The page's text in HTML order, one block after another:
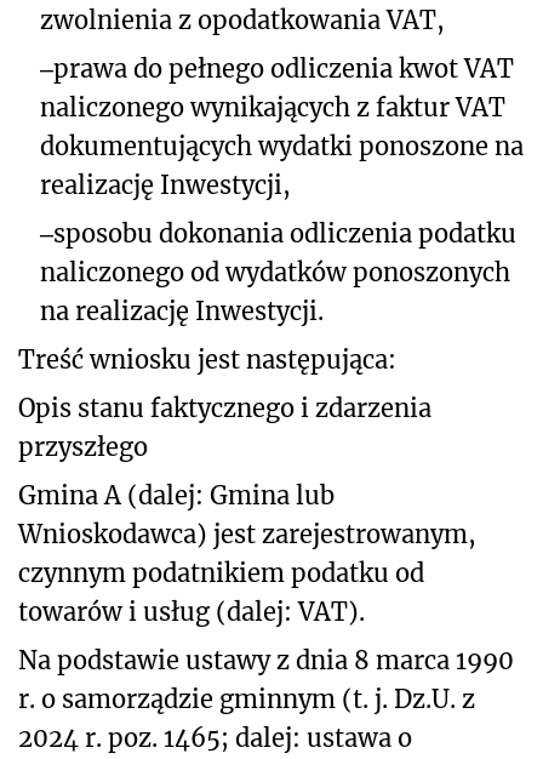
zwolnienia z opodatkowania VAT,
‒prawa do pełnego odliczenia kwot VAT
naliczonego wynikających z faktur VAT
dokumentujących wydatki ponoszone na
realizację Inwestycji,
‒sposobu dokonania odliczenia podatku
naliczonego od wydatków ponoszonych
na realizację Inwestycji.
Treść wniosku jest następująca:
Opis stanu faktycznego i zdarzenia
przyszłego
Gmina A (dalej: Gmina lub
Wnioskodawca) jest zarejestrowanym,
czynnym podatnikiem podatku od
towarów i usług (dalej: VAT).
Na podstawie ustawy z dnia 8 marca 1990
r. o samorządzie gminnym (t. j. Dz.U. z
2024 r. poz. 1465; dalej: ustawa o